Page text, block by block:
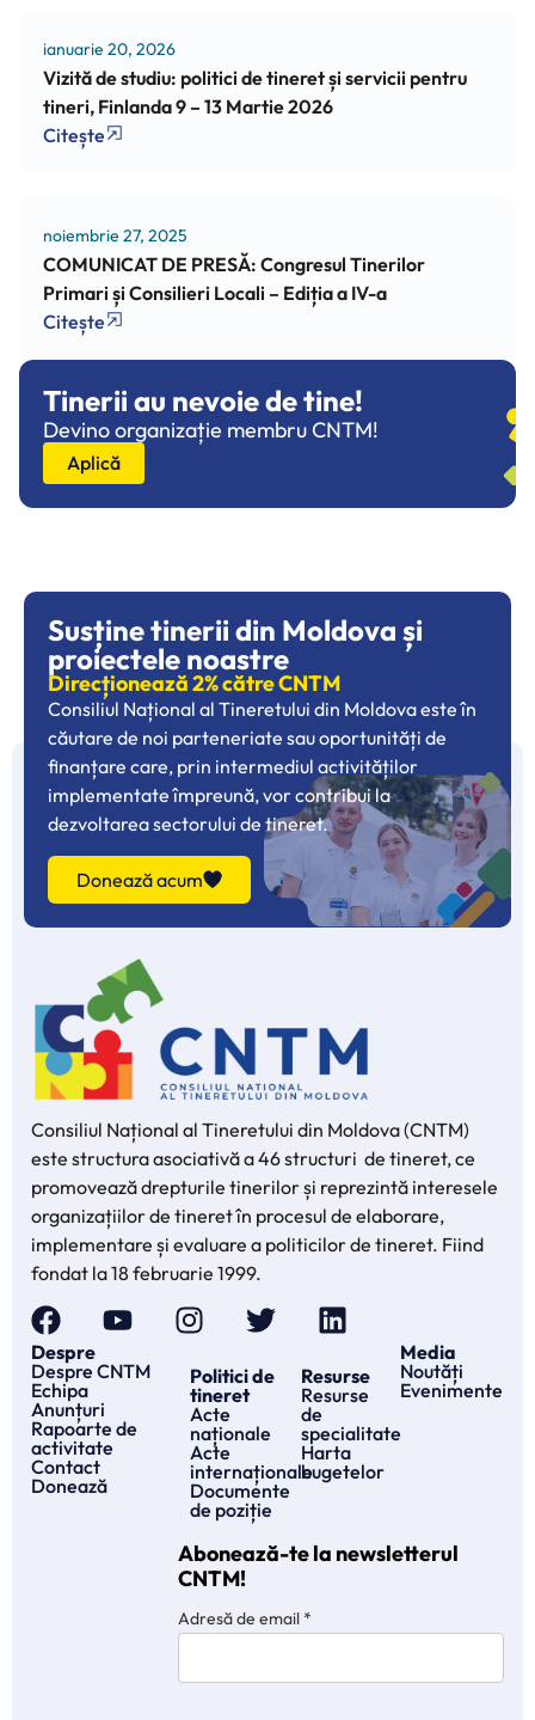
ianuarie 20, 2026
Vizită de studiu: politici de tineret și servicii pentru
tineri, Finlanda 9 – 13 Martie 2026
Citește
noiembrie 27, 2025
COMUNICAT DE PRESĂ: Congresul Tinerilor
Primari și Consilieri Locali – Ediția a IV-a
Citește
Tinerii au nevoie de tine!
Devino organizație membru CNTM!
Aplică
Susține tinerii din Moldova și
proiectele noastre
Direcționează 2% către CNTM
Consiliul Național al Tineretului din Moldova este în
căutare de noi parteneriate sau oportunități de
finanțare care, prin intermediul activităților
implementate împreună, vor contribui la
dezvoltarea sectorului de tineret.
Donează acum
Consiliul Național al Tineretului din Moldova (CNTM)
este structura asociativă a 46 structuri de tineret, ce
promovează drepturile tinerilor și reprezintă interesele
organizațiilor de tineret în procesul de elaborare,
implementare și evaluare a politicilor de tineret. Fiind
fondat la 18 februarie 1999.
Despre
Despre CNTM
Echipa
Anunțuri
Rapoarte de
activitate
Contact
Donează
Politici de
tineret
Acte
naționale
Acte
internaționale
Documente
de poziție
Resurse
Resurse
de
specialitate
Harta
bugetelor
Media
Noutăți
Evenimente
Abonează-te la newsletterul
CNTM!
Adresă de email*